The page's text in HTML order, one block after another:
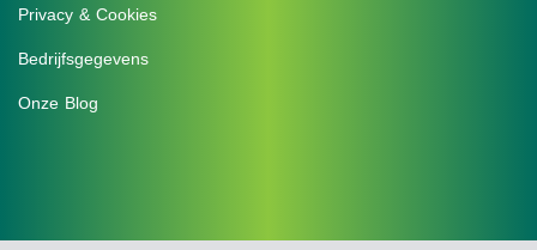
Privacy & Cookies
Bedrijfsgegevens
Onze Blog